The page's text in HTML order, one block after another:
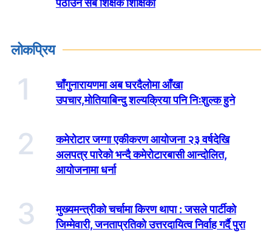
पठाउने सबै शिक्षक शिक्षिका
लोकप्रिय
1
चाँगुनारायणमा अब घरदैलोमा आँखा
उपचार,मोतियाबिन्दु शल्यक्रिया पनि निःशुल्क हुने
2
कमेरोटार जग्गा एकीकरण आयोजना २३ वर्षदेखि
अलपत्र पारेको भन्दै कमेरोटारबासी आन्दोलित,
आयोजनामा धर्ना
3
मुख्यमन्त्रीको चर्चामा किरण थापा : जसले पार्टीको
जिम्मेवारी, जनताप्रतिको उत्तरदायित्व निर्वाह गर्दै पुरा